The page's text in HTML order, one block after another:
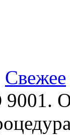
Свежее
9001.